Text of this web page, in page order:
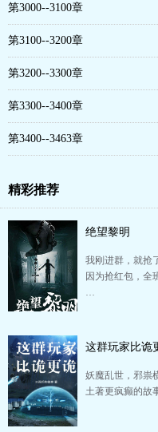
第3000--3100章
第3100--3200章
第3200--3300章
第3300--3400章
第3400--3463章
精彩推荐
绝望黎明
我刚进群，就抢
因为抢红包，全
…
这群玩家比诡
妖魔乱世，邪祟
土著更疯癫的故